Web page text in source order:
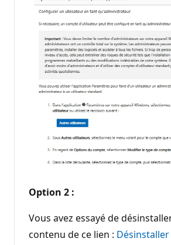
Option 2 :
Vous avez essayé de
contenu de ce lien :